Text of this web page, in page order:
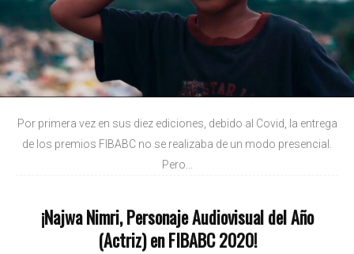
Por primera vez en sus diez ediciones, debido al Covid, la entrega
de los premios FIBABC no se realizaba de un modo presencial.
Pero...
¡Najwa Nimri, Personaje Audiovisual del Año
(Actriz) en FIBABC 2020!